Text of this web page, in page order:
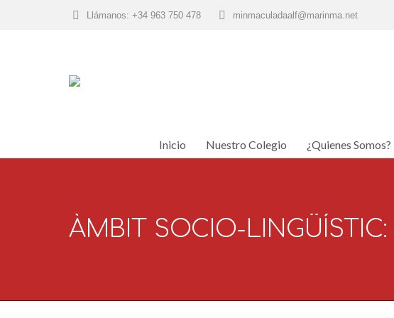
Llámanos: +34 963 750 478 minmaculadaalf@marinma.net
Inicio Nuestro Colegio ¿Quienes Somos?
ÀMBIT SOCIO-
Inicio Nuestro Colegio ¿Quienes Somos?